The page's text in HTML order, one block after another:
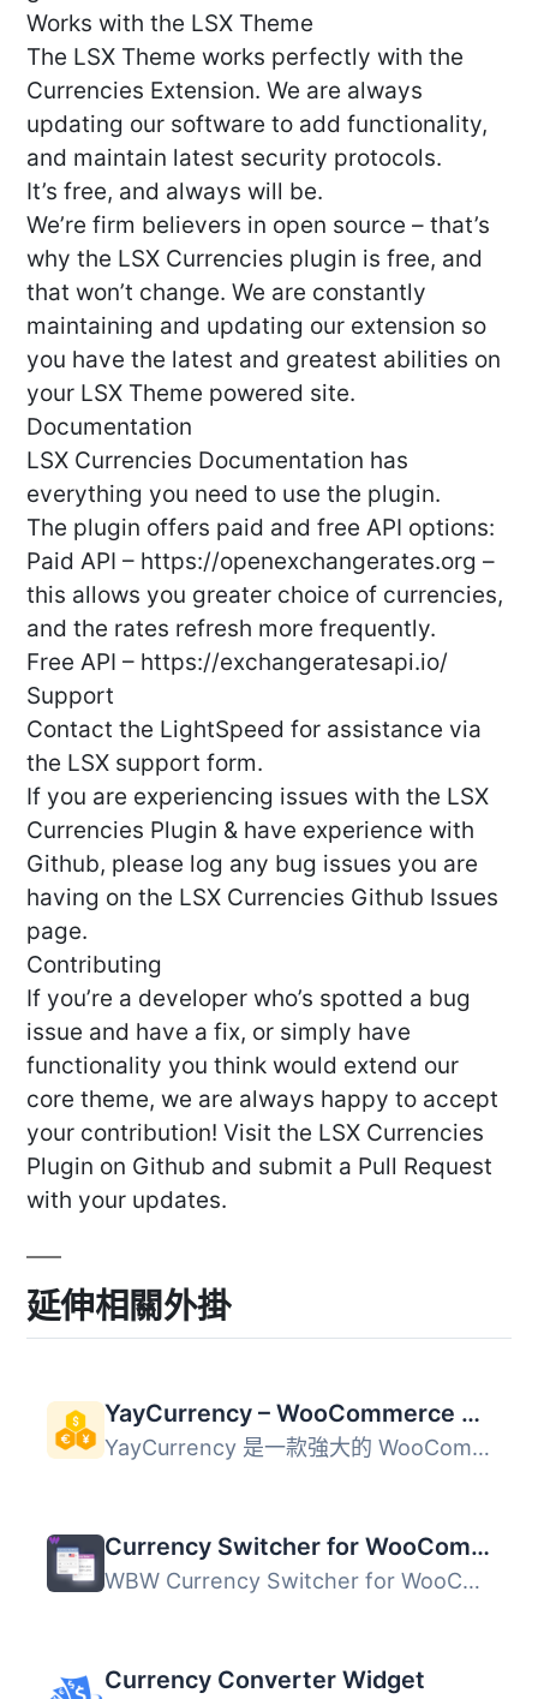
Works with the LSX Theme
The LSX Theme works perfectly with the
Currencies Extension. We are always
updating our software to add functionality,
and maintain latest security protocols.
It’s free, and always will be.
We’re firm believers in open source – that’s
why the LSX Currencies plugin is free, and
that won’t change. We are constantly
maintaining and updating our extension so
you have the latest and greatest abilities on
your LSX Theme powered site.
Documentation
LSX Currencies Documentation has
everything you need to use the plugin.
The plugin offers paid and free API options:
Paid API – https://openexchangerates.org –
this allows you greater choice of currencies,
and the rates refresh more frequently.
Free API – https://exchangeratesapi.io/
Support
Contact the LightSpeed for assistance via
the LSX support form.
If you are experiencing issues with the LSX
Currencies Plugin & have experience with
Github, please log any bug issues you are
having on the LSX Currencies Github Issues
page.
Contributing
If you’re a developer who’s spotted a bug
issue and have a fix, or simply have
functionality you think would extend our
core theme, we are always happy to accept
your contribution! Visit the LSX Currencies
Plugin on Github and submit a Pull Request
with your updates.
延伸相關外掛
YayCurrency – WooCommerce Multi-Currency Switcher
YayCurrency 是一款強大的 WooCommerce 多幣別切換器，讓商家...
Currency Switcher for WooCommerce by WBW
WBW Currency Switcher for WooCommerce 外掛讓您能夠在 WooC...
Currency Converter Widget